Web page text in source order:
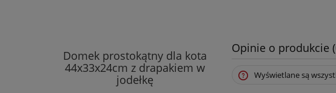
Domek prostokątny dla kota
44x33x24cm z drapakiem w
jodełkę
Opinie o produkcie
Wyświetlane są